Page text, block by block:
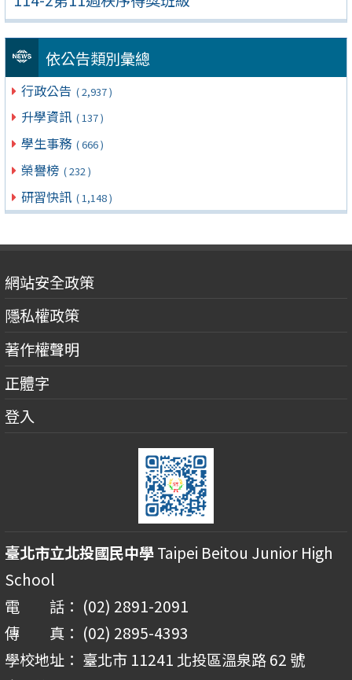
依公告類別彙總
行政公告 ( 2,937 )
升學資訊 ( 137 )
學生事務 ( 666 )
榮譽榜 ( 232 )
研習快訊 ( 1,148 )
網站安全政策
隱私權政策
著作權聲明
正體字
登入
臺北市立北投國民中學Taipei Beitou Junior High
School
電 話： (02) 2891-2091
傳 真： (02) 2895-4393
學校地址： 臺北市 11241 北投區溫泉路 62 號